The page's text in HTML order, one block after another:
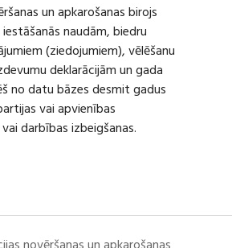
un apkarošanas birojs
naudām, biedru
(ziedojumiem), vēlēšanu
deklarācijām un gada
no datu bāzes desmit gadus
vai apvienības
darbības izbeigšanas.